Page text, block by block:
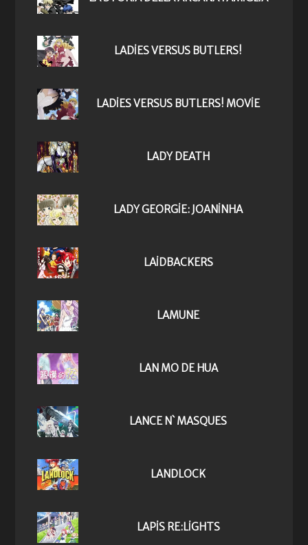
LADIES VERSUS BUTLERS!
LADIES VERSUS BUTLERS! MOVIE
LADY DEATH
LADY GEORGIE: JOANINHA
LAIDBACKERS
LAMUNE
LAN MO DE HUA
LANCE N` MASQUES
LANDLOCK
LAPIS RE:LIGHTS